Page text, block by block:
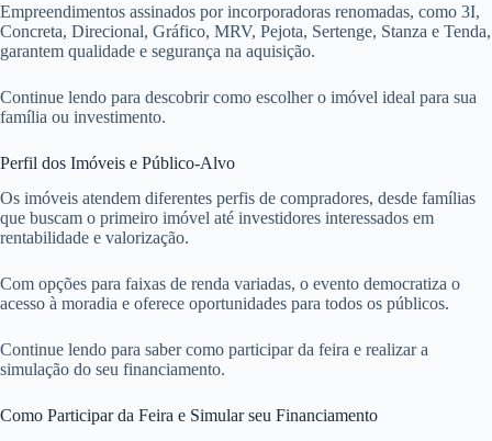
Empreendimentos assinados por incorporadoras renomadas, como 3I,
Concreta, Direcional, Gráfico, MRV, Pejota, Sertenge, Stanza e Tenda,
garantem qualidade e segurança na aquisição.
Continue lendo para descobrir como escolher o imóvel ideal para sua
família ou investimento.
Perfil dos Imóveis e Público-Alvo
Os imóveis atendem diferentes perfis de compradores, desde famílias
que buscam o primeiro imóvel até investidores interessados em
rentabilidade e valorização.
Com opções para faixas de renda variadas, o evento democratiza o
acesso à moradia e oferece oportunidades para todos os públicos.
Continue lendo para saber como participar da feira e realizar a
simulação do seu financiamento.
Como Participar da Feira e Simular seu Financiamento